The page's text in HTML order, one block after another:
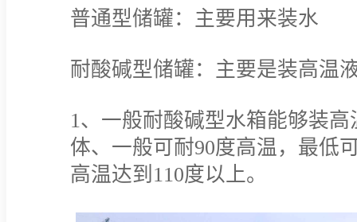
普通型储罐：主要用来装水
耐酸碱型储罐：主要是装高温
1、一般耐酸碱型水箱能够装
体、一般可耐90度高温，最低
高温达到110度以上。